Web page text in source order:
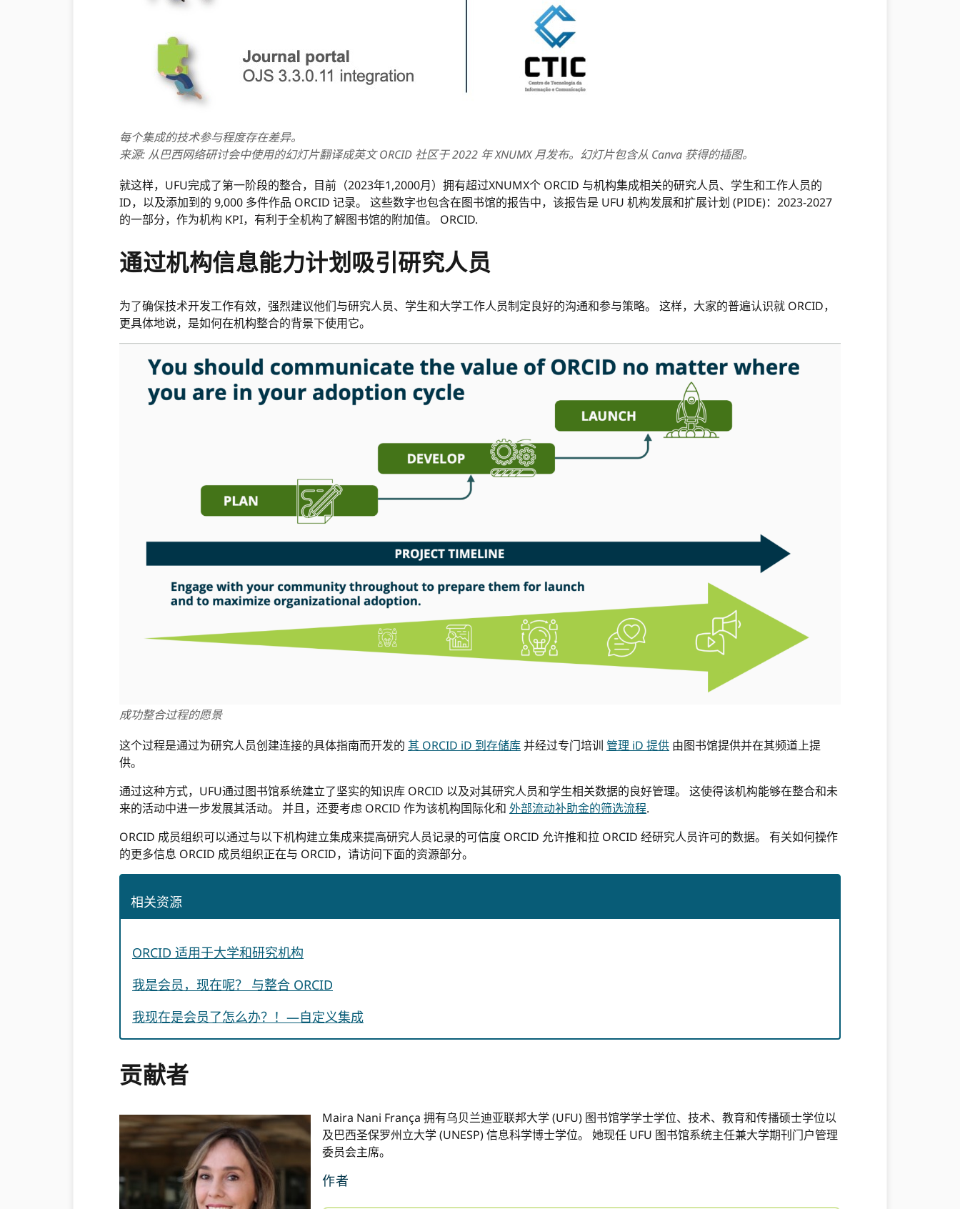
每个集成的技术参与程度存在差异。
来源: 从巴西网络研讨会中使用的幻灯片翻译成英文 ORCID 社区于 2022 年 XNUMX 月发布。幻灯片包含从 Canva 获得的插图。
就这样，UFU完成了第一阶段的整合，目前（2023年1,2000月）拥有超过XNUMX个 ORCID 与机构集成相关的研究人员、学生和工作人员的
ID，以及添加到的 9,000 多件作品 ORCID 记录。 这些数字也包含在图书馆的报告中，该报告是 UFU 机构发展和扩展计划 (PIDE)：2023-2027
的一部分，作为机构 KPI，有利于全机构了解图书馆的附加值。 ORCID.
通过机构信息能力计划吸引研究人员
为了确保技术开发工作有效，强烈建议他们与研究人员、学生和大学工作人员制定良好的沟通和参与策略。 这样，大家的普遍认识就 ORCID，
更具体地说，是如何在机构整合的背景下使用它。
成功整合过程的愿景
这个过程是通过为研究人员创建连接的具体指南而开发的 其 ORCID iD 到存储库并经过专门培训 管理 iD 提供 由图书馆提供并在其频道上提
供。
通过这种方式，UFU通过图书馆系统建立了坚实的知识库 ORCID 以及对其研究人员和学生相关数据的良好管理。 这使得该机构能够在整合和未
来的活动中进一步发展其活动。 并且，还要考虑 ORCID 作为该机构国际化和 外部流动补助金的筛选流程.
ORCID 成员组织可以通过与以下机构建立集成来提高研究人员记录的可信度 ORCID 允许推和拉 ORCID 经研究人员许可的数据。 有关如何操作
的更多信息 ORCID 成员组织正在与 ORCID，请访问下面的资源部分。
相关资源
ORCID 适用于大学和研究机构
我是会员，现在呢？ 与整合 ORCID
我现在是会员了怎么办？！—自定义集成
贡献者
Maira Nani França 拥有乌贝兰迪亚联邦大学 (UFU) 图书馆学学士学位、技术、教育和传播硕士学位以
及巴西圣保罗州立大学 (UNESP) 信息科学博士学位。 她现任 UFU 图书馆系统主任兼大学期刊门户管理
委员会主席。
作者